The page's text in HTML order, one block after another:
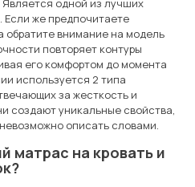
одной из лучших
же предпочитаете
обратите внимание на модель
повторяет контуры
его комфортом до момента
используется 2 типа
за жесткость и
создают уникальные свойства,
описать словами.
матрас на кровать и